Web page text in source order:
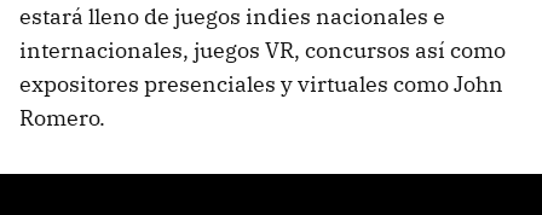
estará lleno de juegos indies nacionales e
internacionales, juegos VR, concursos así como
expositores presenciales y virtuales como John
Romero.